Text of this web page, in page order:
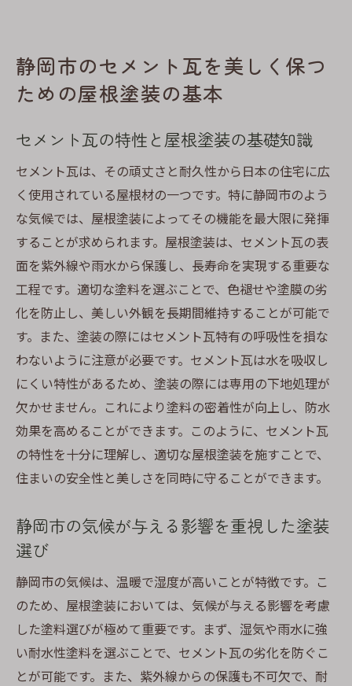
メンテナンスがもたらす長期的な効果
プロによる施工のメリットと選び方
見た目の美しさと耐久性の向上
セメント瓦に新しい命を吹き込む塗装技術
色選びがもたらす住宅の印象の変化
耐候性を考慮した塗装の選択
屋根塗装がもたらす価値の向上
地元職人が実現する高品質な仕上がり
プロが教える静岡市で理想の屋根塗装を実現す
る方法
静岡市の専門家が薦める塗料と技術
施工前に知っておくべき準備と手順
プロの目線で見る塗装の品質管理
良い業者選びのポイントと注意点
予算内で最高の結果を得るために
施工後のメンテナンスとアフターケア
選び方
防水性を高めるための塗装アプローチ
静岡市に適したカビ防止塗料の特徴
季節に応じた施工計画の立て方
耐久性を最大限に引き出すための塗装技術
静岡市のセメント瓦を美しく保つ
ための屋根塗装の基本
セメント瓦の特性と屋根塗装の基礎知識
セメント瓦は、その頑丈さと耐久性から日本の住宅に広
く使用されている屋根材の一つです。特に静岡市のよう
な気候では、屋根塗装によってその機能を最大限に発揮
することが求められます。屋根塗装は、セメント瓦の表
面を紫外線や雨水から保護し、長寿命を実現する重要な
工程です。適切な塗料を選ぶことで、色褪せや塗膜の劣
化を防止し、美しい外観を長期間維持することが可能で
す。また、塗装の際にはセメント瓦特有の呼吸性を損な
わないように注意が必要です。セメント瓦は水を吸収し
にくい特性があるため、塗装の際には専用の下地処理が
欠かせません。これにより塗料の密着性が向上し、防水
効果を高めることができます。このように、セメント瓦
の特性を十分に理解し、適切な屋根塗装を施すことで、
住まいの安全性と美しさを同時に守ることができます。
静岡市の気候が与える影響を重視した塗装
選び
静岡市の気候は、温暖で湿度が高いことが特徴です。こ
のため、屋根塗装においては、気候が与える影響を考慮
した塗料選びが極めて重要です。まず、湿気や雨水に強
い耐水性塗料を選ぶことで、セメント瓦の劣化を防ぐこ
とが可能です。また、紫外線からの保護も不可欠で、耐